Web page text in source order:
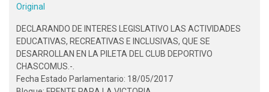
Original
DECLARANDO DE INTERES LEGISLATIVO LAS ACTIVIDADES
EDUCATIVAS, RECREATIVAS E INCLUSIVAS, QUE SE
DESARROLLAN EN LA PILETA DEL CLUB DEPORTIVO
CHASCOMUS.-.
Fecha Estado Parlamentario: 18/05/2017